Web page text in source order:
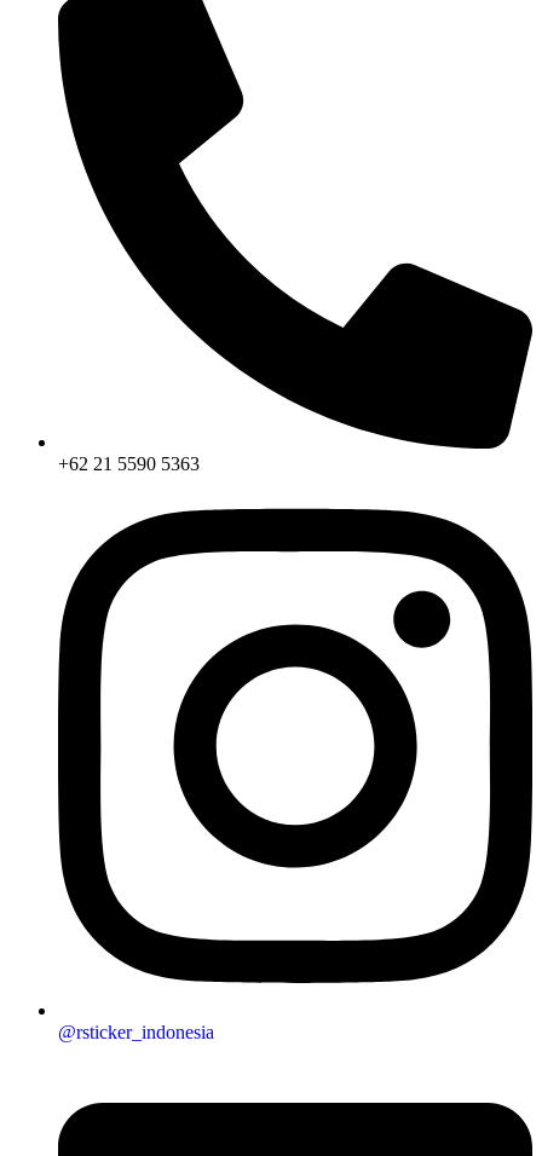
+62 21 5590 5363
@rsticker_indonesia